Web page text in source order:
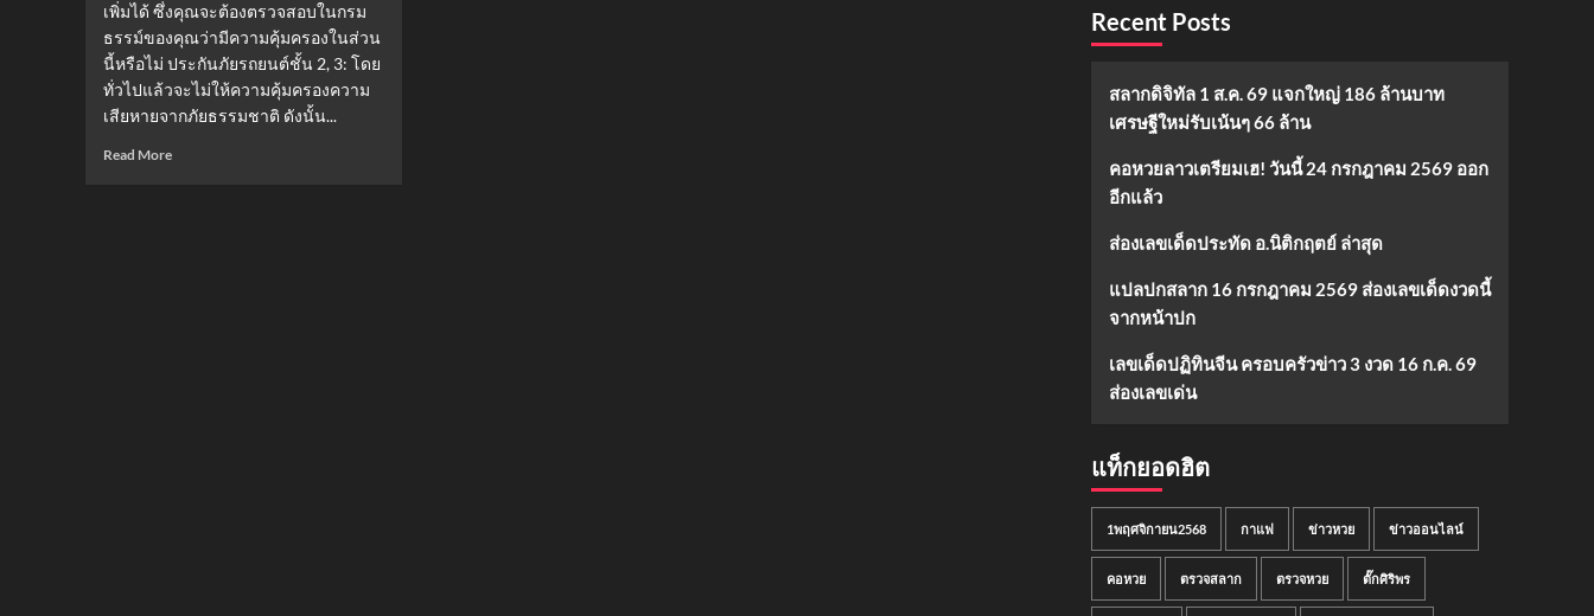
เพิ่มได้ ซึ่งคุณจะต้องตรวจสอบในกรม
ธรรม์ของคุณว่ามีความคุ้มครองในส่วน
นี้หรือไม่ ประกันภัยรถยนต์ชั้น 2, 3: โดย
ทั่วไปแล้วจะไม่ให้ความคุ้มครองความ
เสียหายจากภัยธรรมชาติ ดังนั้น...
Read MoreRead
Recent Posts
สลากดิจิทัล 1 ส.ค. 69 แจกใหญ่ 186 ล้านบาท
เศรษฐีใหม่รับเน้นๆ 66 ล้าน
คอหวยลาวเตรียมเฮ! วันนี้ 24 กรกฎาคม 2569 ออก
อีกแล้ว
ส่องเลขเด็ดประทัด อ.นิติกฤตย์ ล่าสุด
แปลปกสลาก 16 กรกฎาคม 2569 ส่องเลขเด็ดงวดนี้
จากหน้าปก
เลขเด็ดปฏิทินจีน ครอบครัวข่าว 3 งวด 16 ก.ค. 69
ส่องเลขเด่น
แท็กยอดฮิต
1พฤศจิกายน2568 กาแฟ ข่าวหวย ข่าวออนไลน์
คอหวย ตรวจสลาก ตรวจหวย ตั๊กศิริพร